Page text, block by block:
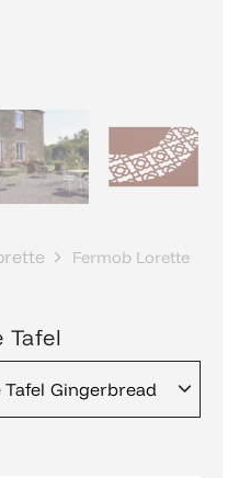
Fermob Lorette
Tafel
Gingerbread